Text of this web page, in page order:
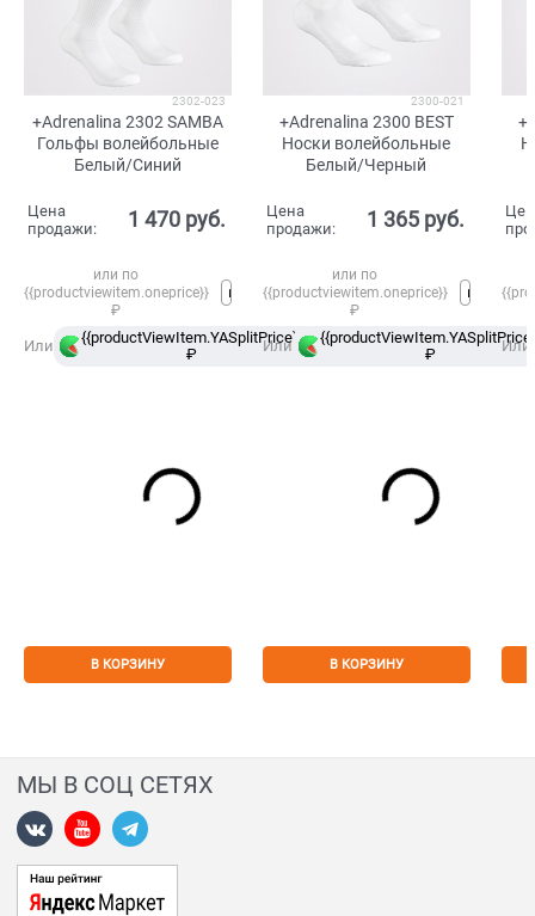
2302-023
+Adrenalina 2302 SAMBA
Гольфы волейбольные
Белый/Синий
Цена
продажи:
1 470 руб.
или по
{{productviewitem.oneprice}}
₽
Или
{{productViewItem.YASplitPrice}}
₽
в
Сплит
В КОРЗИНУ
2300-021
+Adrenalina 2300 BEST
Носки волейбольные
Белый/Черный
Цена
продажи:
1 365 руб.
или по
{{productviewitem.oneprice}}
₽
Или
₽
В КОРЗИНУ
Или
МЫ В СОЦ СЕТЯХ